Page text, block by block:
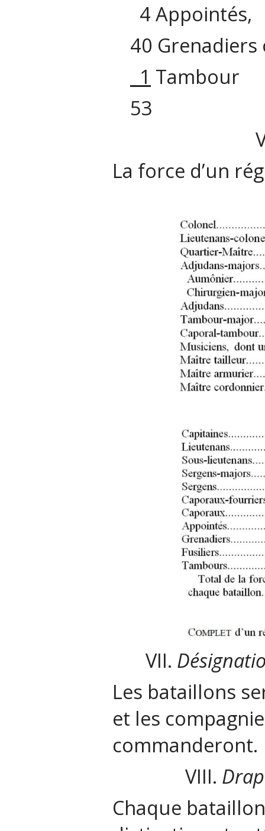
4 Appointés,
40
1 Tambour
53
La force d’un
VII.
Les bataillons
et les
commanderont.
VIII.
Chaque